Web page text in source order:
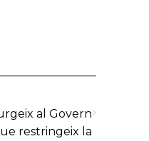
al Govern
restringeix la